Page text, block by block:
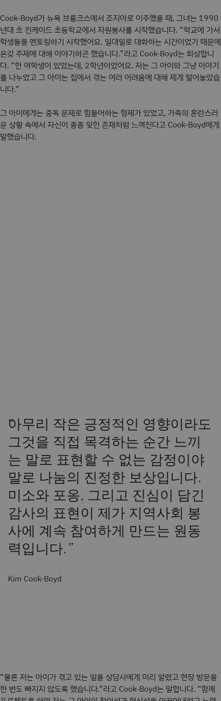
Cook-Boyd가 뉴욕 브롱크스에서 조지아로 이주했을 때, 그녀는 1990
년대 초 킨케이드 초등학교에서 자원봉사를 시작했습니다. “학교에 가서
학생들을 멘토링하기 시작했어요. 일대일로 대화하는 시간이었기 때문에
온갖 주제에 대해 이야기하곤 했습니다.”라고 Cook-Boyd는 회상합니
다. “한 여학생이 있었는데, 2학년이었어요. 저는 그 아이와 그냥 이야기
를 나누었고 그 아이는 집에서 겪는 여러 어려움에 대해 제게 털어놓았습
니다.”
그 아이에게는 중독 문제로 힘들어하는 형제가 있었고, 가족의 혼란스러
운 상황 속에서 자신이 종종 잊힌 존재처럼 느껴진다고 Cook-Boyd에게
말했습니다.
Kim Cook-Boyd
“
아무리 작은 긍정적인 영향이라도
그것을 직접 목격하는 순간 느끼
는 말로 표현할 수 없는 감정이야
말로 나눔의 진정한 보상입니다.
미소와 포옹, 그리고 진심이 담긴
감사의 표현이 제가 지역사회 봉
사에 계속 참여하게 만드는 원동
력입니다.”
“물론 저는 아이가 겪고 있는 일을 상담사에게 미리 알렸고 현장 방문을
한 번도 빠지지 않도록 했습니다.”라고 Cook-Boyd는 말합니다. “함께